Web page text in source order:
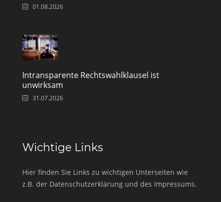
01.08.2026
Intransparente Rechtswahlklausel ist
unwirksam
31.07.2026
Wichtige Links
Hier finden Sie Links zu wichtigen Unterseiten wie
z.B. der Datenschutzerklärung und des Impressums.